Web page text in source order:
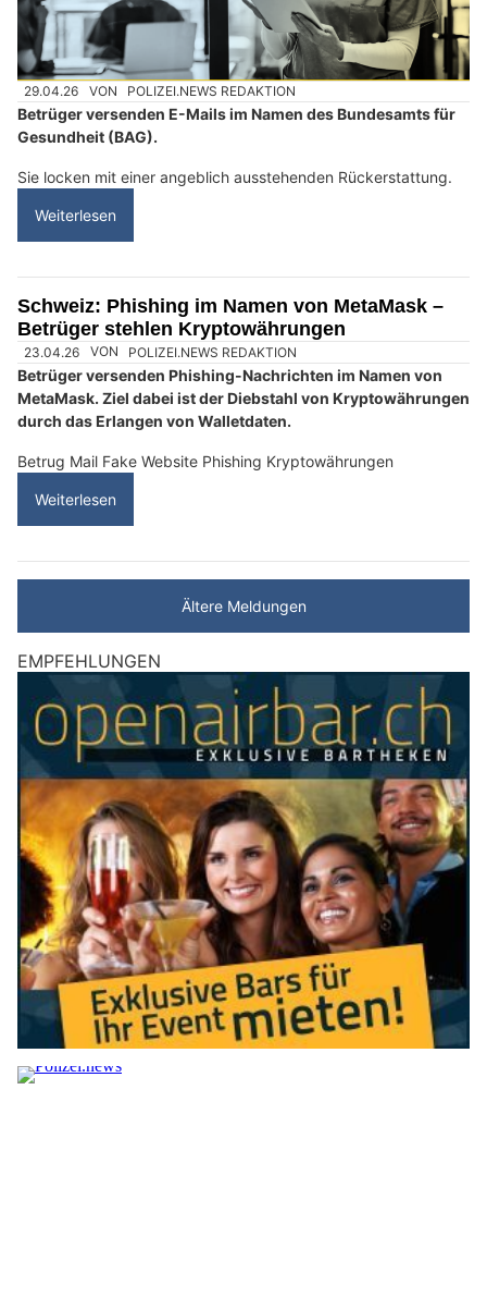
29.04.26 VON POLIZEI.NEWS REDAKTION
Betrüger versenden E-Mails im Namen des Bundesamts für
Gesundheit (BAG).
Sie locken mit einer angeblich ausstehenden Rückerstattung.
Weiterlesen
Schweiz: Phishing im Namen von MetaMask –
Betrüger stehlen Kryptowährungen
23.04.26 VON POLIZEI.NEWS REDAKTION
Betrüger versenden Phishing-Nachrichten im Namen von
MetaMask. Ziel dabei ist der Diebstahl von Kryptowährungen
durch das Erlangen von Walletdaten.
Betrug Mail Fake Website Phishing Kryptowährungen
Weiterlesen
Ältere Meldungen
EMPFEHLUNGEN